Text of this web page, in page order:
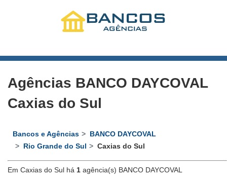
Agências BANCO DAYCOVAL
Caxias do Sul
Bancos e Agências
BANCO DAYCOVAL
Rio Grande do Sul
Caxias do Sul
Em Caxias do Sul há 1 agência(s) BANCO DAYCOVAL